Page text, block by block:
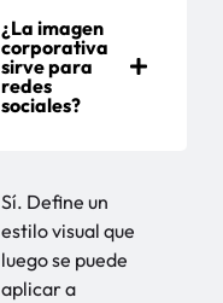
¿La imagen
corporativa
sirve para
redes
sociales?
Sí. Define un
estilo visual que
luego se puede
aplicar a